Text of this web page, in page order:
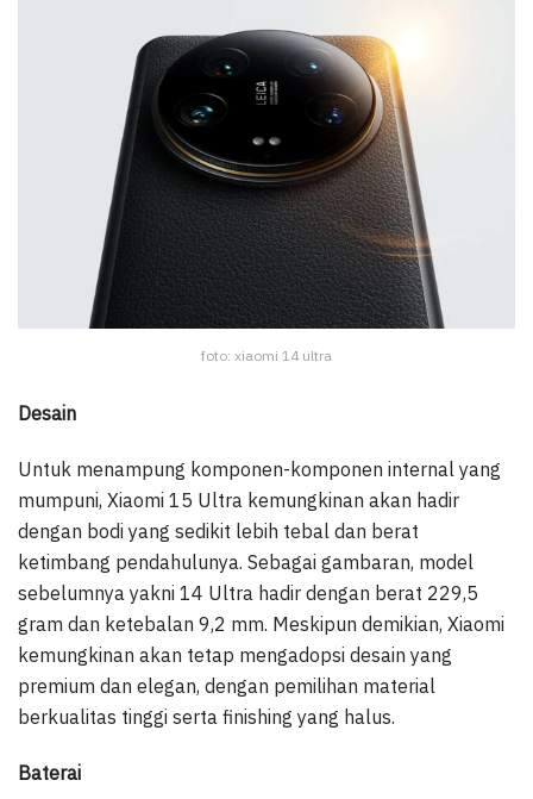
foto: xiaomi 14 ultra
Desain
Untuk menampung komponen-komponen internal yang
mumpuni, Xiaomi 15 Ultra kemungkinan akan hadir
dengan bodi yang sedikit lebih tebal dan berat
ketimbang pendahulunya. Sebagai gambaran, model
sebelumnya yakni 14 Ultra hadir dengan berat 229,5
gram dan ketebalan 9,2 mm. Meskipun demikian, Xiaomi
kemungkinan akan tetap mengadopsi desain yang
premium dan elegan, dengan pemilihan material
berkualitas tinggi serta finishing yang halus.
Baterai